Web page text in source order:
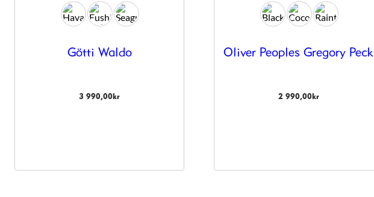
Götti Waldo
3 990,00 kr
Oliver Peoples Gregory Peck
2 990,00kr